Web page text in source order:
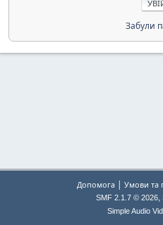
Забули
Допомога | Умови та
SMF 2.1.7 © 2026,
Simple Audio